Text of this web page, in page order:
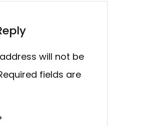
will not be
fields are